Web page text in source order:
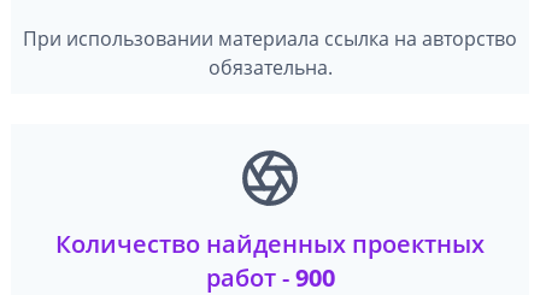
При использовании материала ссылка на авторство
обязательна.
Количество найденных проектных
работ -900